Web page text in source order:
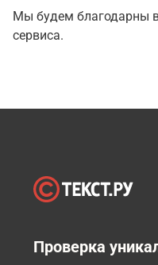
Мы будем благодарны
сервиса.
Проверка